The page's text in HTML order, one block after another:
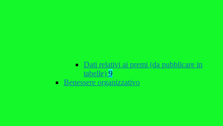
Dati relativi ai premi (da pubblicare in
tabelle) 9
Benessere organizzativo